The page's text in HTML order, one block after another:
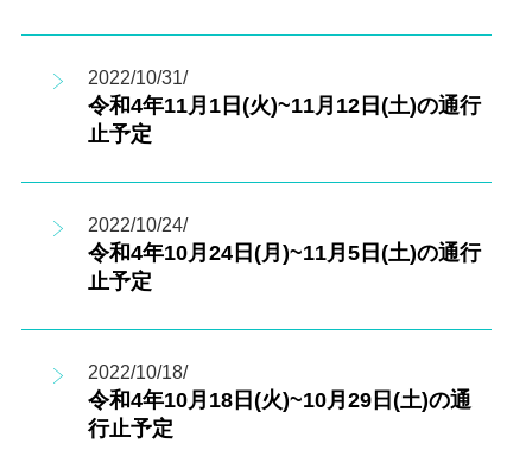
2022/10/31/
令和4年11月1日(火)~11月12日(土)の通行
止予定
2022/10/24/
令和4年10月24日(月)~11月5日(土)の通行
止予定
2022/10/18/
令和4年10月18日(火)~10月29日(土)の通
行止予定